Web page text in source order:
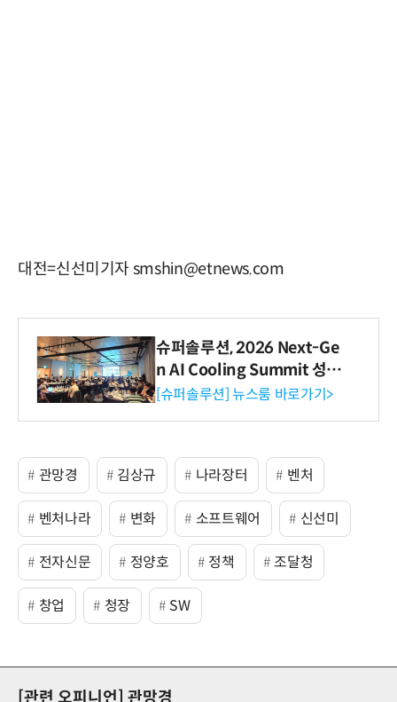
대전=신선미기자 smshin@etnews.com
슈퍼솔루션, 2026 Next-Ge
n AI Cooling Summit 성황
리 성료
[슈퍼솔루션] 뉴스룸 바로가기>
관망경 김상규 나라장터 벤처
벤처나라 변화 소프트웨어 신선미
전자신문 정양호 정책 조달청
창업 청장 SW
[관련 오피니언] 관망경